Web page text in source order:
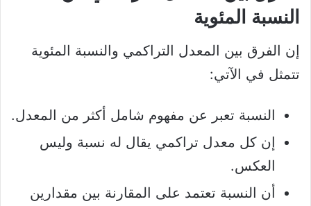
النسبة المئوية
إن الفرق بين المعدل التراكمي والنسبة المئوية
تتمثل في الآتي:
النسبة تعبر عن مفهوم شامل أكثر من المعدل.
إن كل معدل تراكمي يقال له نسبة وليس
العكس.
أن النسبة تعتمد على المقارنة بين مقدارين